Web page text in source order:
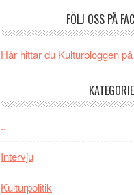
styra
Mauri?
FÖLJ OSS PÅ
Här hittar du Kulturbloggen
..
Intervju
Kulturpolitik